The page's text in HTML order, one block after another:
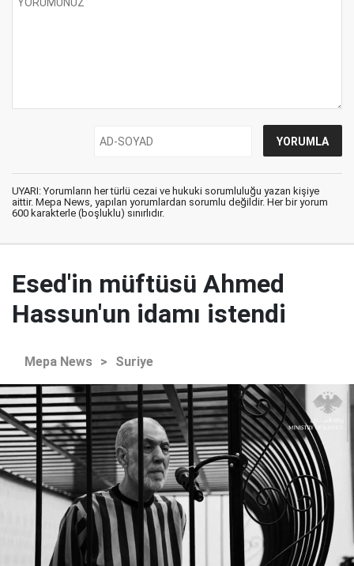
UYARI: Yorumların her türlü cezai ve hukuki sorumluluğu yazan kişiye
aittir. Mepa News, yapılan yorumlardan sorumlu değildir. Her bir yorum
600 karakterle (boşluklu) sınırlıdır.
Esed'in müftüsü Ahmed
Hassun'un idamı istendi
Mepa News > Suriye